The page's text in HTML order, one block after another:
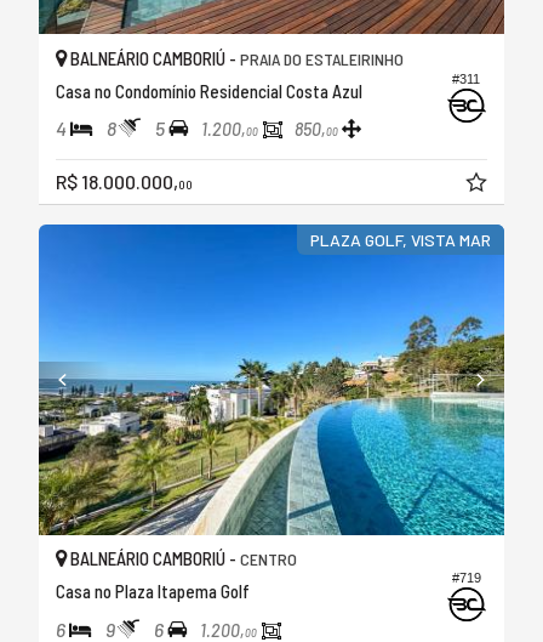
#311
BALNEÁRIO CAMBORIÚ - PRAIA DO ESTALEIRINHO
Casa no Condomínio Residencial Costa Azul
4 8 5 1.200,00 850,00
R$ 18.000.000,00
PLAZA GOLF, VISTA MAR
#719
BALNEÁRIO CAMBORIÚ - CENTRO
Casa no Plaza Itapema Golf
6 9 6 1.200,00